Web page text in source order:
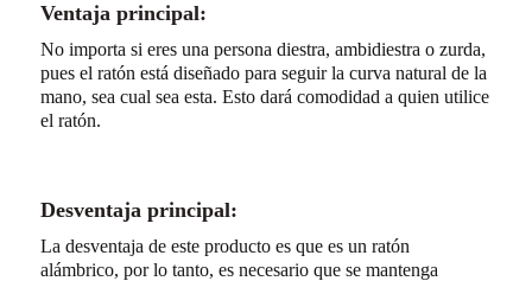
Ventaja principal:
No importa si eres una persona diestra, ambidiestra o zurda,
pues el ratón está diseñado para seguir la curva natural de la
mano, sea cual sea esta. Esto dará comodidad a quien utilice
el ratón.
Desventaja principal:
La desventaja de este producto es que es un ratón
alámbrico, por lo tanto, es necesario que se mantenga